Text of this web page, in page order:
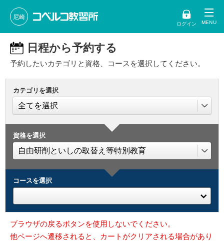
尼崎
ログイン
日程から予約する
予約したいカテゴリと資格、コースを選択してください。
カテゴリを選択
資格を選択
コースを選択
ブラウザの戻るボタンを使用しないでください。
他ページへ遷移されると、カートがクリアされる場合があり